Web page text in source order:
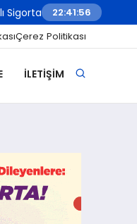
Müşteri İletişimini
22:41:58
Çerez Politikası
İLETIŞIM